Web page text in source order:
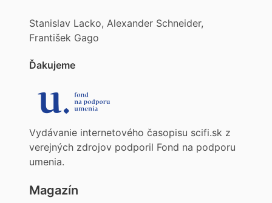
Stanislav Lacko, Alexander Schneider,
František Gago
Ďakujeme
Vydávanie internetového časopisu scifi.sk z
verejných zdrojov podporil Fond na podporu
umenia.
Magazín